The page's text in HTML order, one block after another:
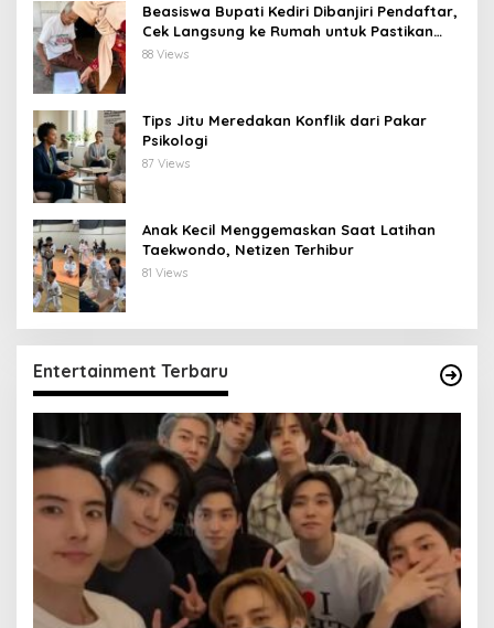
Beasiswa Bupati Kediri Dibanjiri Pendaftar,
Cek Langsung ke Rumah untuk Pastikan
Tepat Sasaran
88 Views
Tips Jitu Meredakan Konflik dari Pakar
Psikologi
87 Views
Anak Kecil Menggemaskan Saat Latihan
Taekwondo, Netizen Terhibur
81 Views
Entertainment Terbaru